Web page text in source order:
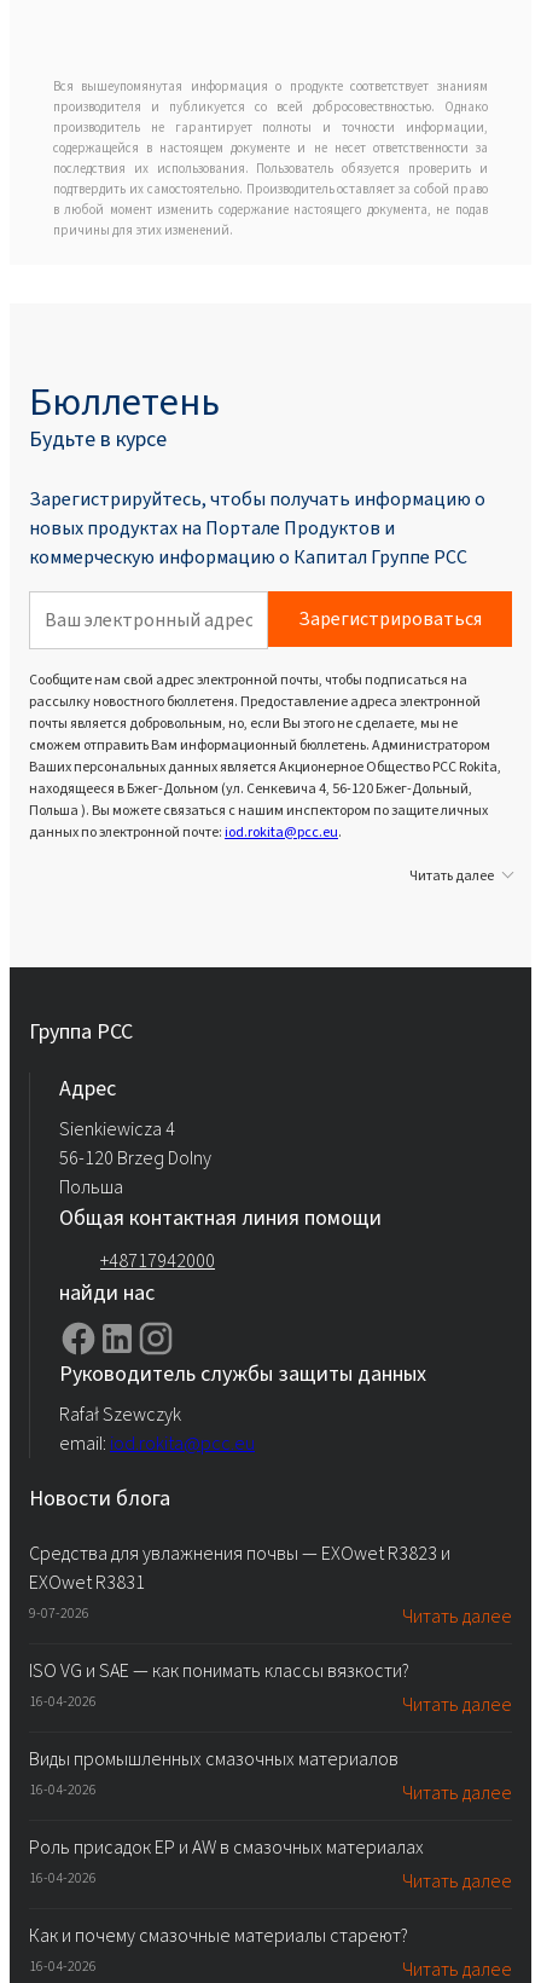
Вся вышеупомянутая информация о продукте соответствует знаниям
производителя и публикуется со всей добросовествностью. Однако
производитель не гарантирует полноты и точности информации,
содержащейся в настоящем документе и не несет ответственности за
последствия их использования. Пользователь обязуется проверить и
подтвердить их самостоятельно. Производитель оставляет за собой право
в любой момент изменить содержание настоящего документа, не подав
причины для этих изменений.
Бюллетень
Будьте в курсе
Зарегистрируйтесь, чтобы получать информацию о
новых продуктах на Портале Продуктoв и
коммерческую информацию о Капитал Группе PCC
Зарегистрироваться
Сообщите нам свой адрес электронной почты, чтобы подписаться на
рассылку новостного бюллетеня. Предоставление адреса электронной
почты является добровольным, но, если Вы этого не сделаете, мы не
сможем отправить Вам информационный бюллетень. Администратором
Ваших персональных данных является Акционерное Общество PCC Rokita,
находящееся в Бжег-Дольном (ул. Сенкевича 4, 56-120 Бжег-Дольный,
Польша ). Вы можете связаться с нашим инспектором по защите личных
данных по электронной почте:iod.rokita@pcc.eu.
Читать далее
Группа PCC
Aдрес
Sienkiewicza 4
56-120 Brzeg Dolny
Польша
Общая контактная линия помощи
+48717942000
найди нас
Руководитель службы защиты данных
Rafał Szewczyk
email: iod.rokita@pcc.eu
Новости блога
Средства для увлажнения почвы — EXOwet R3823 и
EXOwet R3831
9-07-2026 Читать далее
ISO VG и SAE — как понимать классы вязкости?
16-04-2026 Читать далее
Виды промышленных смазочных материалов
16-04-2026 Читать далее
Роль присадок EP и AW в смазочных материалах
16-04-2026 Читать далее
Как и почему смазочные материалы стареют?
16-04-2026 Читать далее